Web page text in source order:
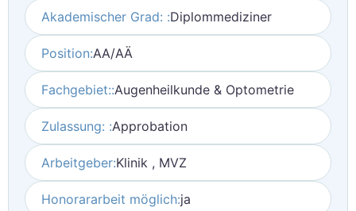
Akademischer Grad: :Diplommediziner
Position:AA/AÄ
Fachgebiet::Augenheilkunde & Optometrie
Zulassung: :Approbation
Arbeitgeber:Klinik , MVZ
Honorararbeit möglich:ja